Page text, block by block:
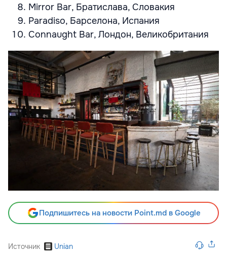
Mirror Bar, Братислава, Словакия
Paradiso, Барселона, Испания
Connaught Bar, Лондон, Великобритания
Подпишитесь на новости Point.md в Google
Источник Unian